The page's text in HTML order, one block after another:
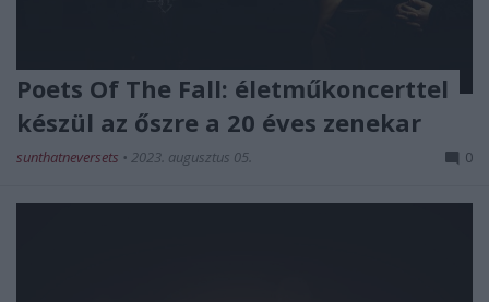
Poets Of The Fall: életműkoncerttel
készül az őszre a 20 éves zenekar
sunthatneversets • 2023. augusztus 05. 0